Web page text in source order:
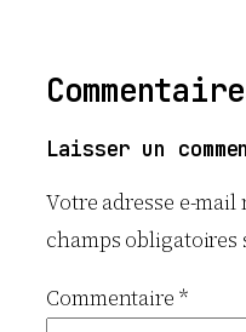
Laisser un
Votre adresse e-mail
champs
Commentaire *